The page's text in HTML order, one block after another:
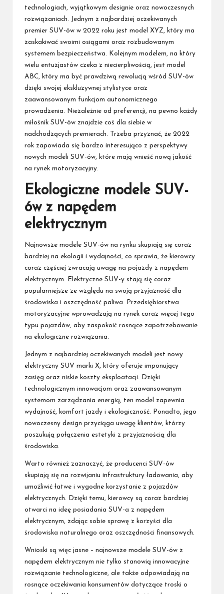
technologiach, wyjątkowym designie oraz nowoczesnych
rozwiązaniach. Jednym z najbardziej oczekiwanych
premier SUV-ów w 2022 roku jest model XYZ, który ma
zaskakiwać swoimi osiągami oraz rozbudowanym
systemem bezpieczeństwa. Kolejnym modelem, na który
wielu entuzjastów czeka z niecierpliwością, jest model
ABC, który ma być prawdziwą rewolucją wśród SUV-ów
dzięki swojej ekskluzywnej stylistyce oraz
zaawansowanym funkcjom autonomicznego
prowadzenia. Niezależnie od preferencji, na pewno każdy
miłośnik SUV-ów znajdzie coś dla siebie w
nadchodzących premierach. Trzeba przyznać, że 2022
rok zapowiada się bardzo interesująco z perspektywy
nowych modeli SUV-ów, które mają wnieść nową jakość
na rynek motoryzacyjny.
Ekologiczne modele SUV-
ów z napędem
elektrycznym
Najnowsze modele SUV-ów na rynku skupiają się coraz
bardziej na ekologii i wydajności, co sprawia, że kierowcy
coraz częściej zwracają uwagę na pojazdy z napędem
elektrycznym. Elektryczne SUV-y stają się coraz
popularniejsze ze względu na swoją przyjazność dla
środowiska i oszczędność paliwa. Przedsiębiorstwa
motoryzacyjne wprowadzają na rynek coraz więcej tego
typu pojazdów, aby zaspokoić rosnące zapotrzebowanie
na ekologiczne rozwiązania.
Jednym z najbardziej oczekiwanych modeli jest nowy
elektryczny SUV marki X, który oferuje imponujący
zasięg oraz niskie koszty eksploatacji. Dzięki
technologicznym innowacjom oraz zaawansowanym
systemom zarządzania energią, ten model zapewnia
wydajność, komfort jazdy i ekologiczność. Ponadto, jego
nowoczesny design przyciąga uwagę klientów, którzy
poszukują połączenia estetyki z przyjaznością dla
środowiska.
Warto również zaznaczyć, że producenci SUV-ów
skupiają się na rozwijaniu infrastruktury ładowania, aby
umożliwić łatwe i wygodne korzystanie z pojazdów
elektrycznych. Dzięki temu, kierowcy są coraz bardziej
otwarci na ideę posiadania SUV-a z napędem
elektrycznym, zdając sobie sprawę z korzyści dla
środowiska naturalnego oraz oszczędności finansowych.
Wnioski są więc jasne – najnowsze modele SUV-ów z
napędem elektrycznym nie tylko stanowią innowacyjne
rozwiązanie technologiczne, ale także odpowiadają na
rosnące oczekiwania konsumentów dotyczące troski o